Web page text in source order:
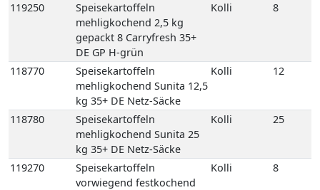
118780
Speisekartoffeln
mehligkochend Sunita 25
kg 35+ DE Netz-Säcke
Kolli 25
119270
Speisekartoffeln
vorwiegend festkochend
2,5 kg gepackt 8
Carryfresh 35+ DE GP H-
grün
Kolli 8
Speisekartoffeln
vorwiegend Festkochend
Berber 12,5 kg 35+ DE
Netz-Säcke